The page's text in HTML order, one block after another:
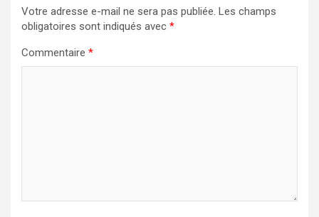
Votre adresse e-mail ne sera pas publiée. Les champs
obligatoires sont indiqués avec *
Commentaire *